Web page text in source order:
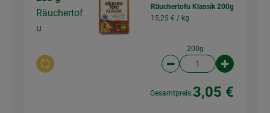
Räuchertof
u
Auswahl ändern
Räuchertofu Klassik 200g
15,25 € / kg
200g
Artikelanzahl
Gesamtpreis:3,05 €